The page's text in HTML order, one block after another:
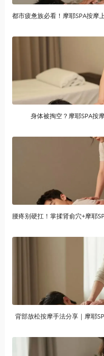
身体被掏空？摩耶SPA按
背部放松按摩手法分享｜摩耶